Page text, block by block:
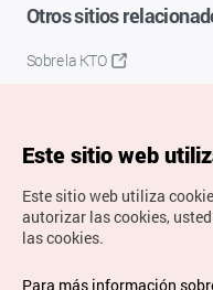
Otros sitios
Sobre la KTO
Copyrights ©
Este sitio web
Este sitio web utiliza
autorizar las cookies,
las cookies.
Para más información